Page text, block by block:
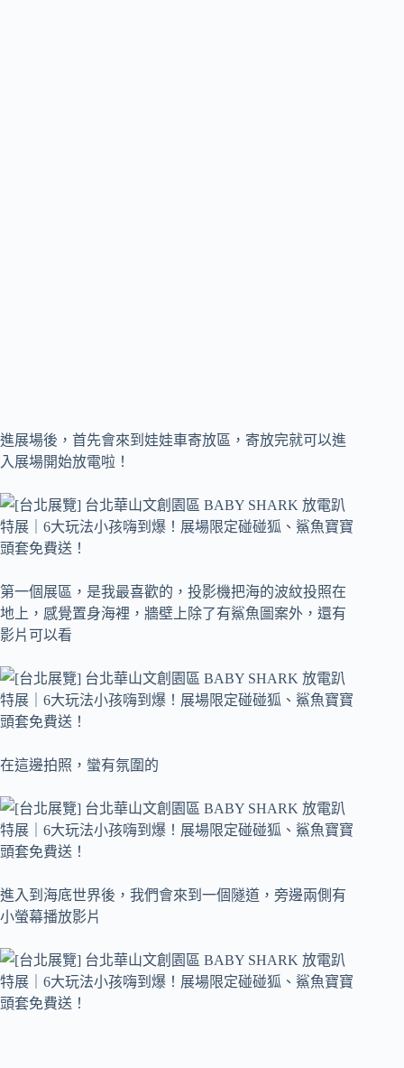
進展場後，首先會來到娃娃車寄放區，寄放完就可以進
入展場開始放電啦！
第一個展區，是我最喜歡的，投影機把海的波紋投照在
地上，感覺置身海裡，牆壁上除了有鯊魚圖案外，還有
影片可以看
在這邊拍照，蠻有氛圍的
進入到海底世界後，我們會來到一個隧道，旁邊兩側有
小螢幕播放影片